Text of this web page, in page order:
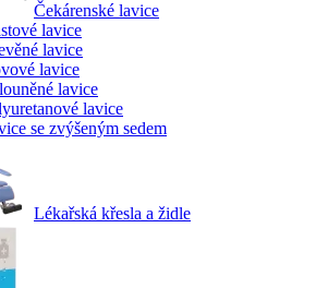
Čekárenské lavice
lavice
lavice
lavice
lavice
lavice
se zvýšeným sedem
Lékařská křesla a židle